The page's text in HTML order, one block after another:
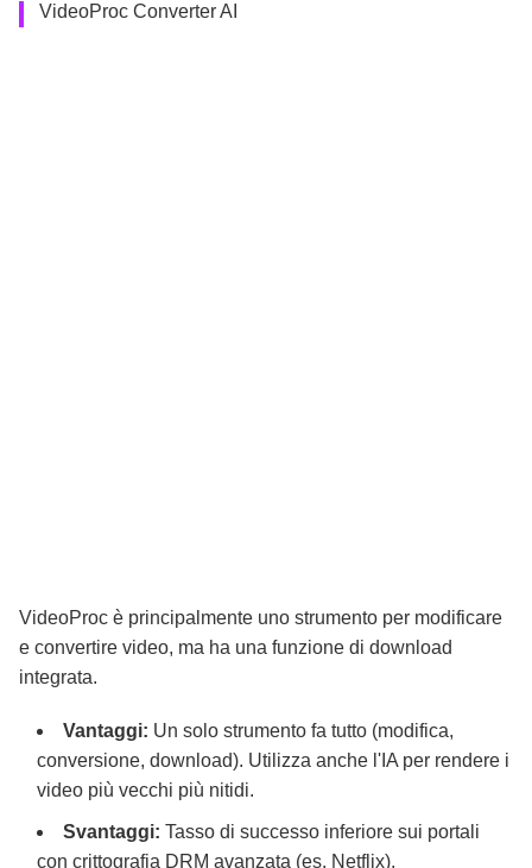
VideoProc Converter AI
VideoProc è principalmente uno strumento per modificare
e convertire video, ma ha una funzione di download
integrata.
Vantaggi: Un solo strumento fa tutto (modifica,
conversione, download). Utilizza anche l'IA per rendere i
video più vecchi più nitidi.
Svantaggi: Tasso di successo inferiore sui portali
con crittografia DRM avanzata (es. Netflix).